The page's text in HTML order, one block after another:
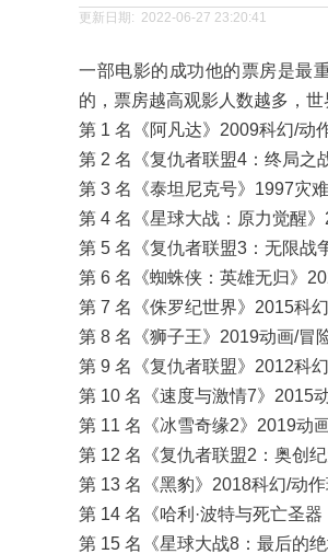
更新日期: 2022-06-27 23:20:41
一部电影的成功他的票房是最
的，票房越高观影人数越多，
第 1 名《阿凡达》2009科幻/动
第 2 名《复仇者联盟4：终局之
第 3 名《泰坦尼克号》1997灾
第 4 名《星球大战：原力觉醒
第 5 名《复仇者联盟3：无限战
第 6 名《蜘蛛侠：英雄无归》
第 7 名《侏罗纪世界》2015科
第 8 名《狮子王》2019动画/冒
第 9 名《复仇者联盟》2012科
第 10 名《速度与激情7》2015
第 11 名《冰雪奇缘2》2019动
第 12 名《复仇者联盟2：奥创
第 13 名《黑豹》2018科幻/动
第 14 名《哈利·波特与死亡圣
第 15 名《星球大战8：最后的